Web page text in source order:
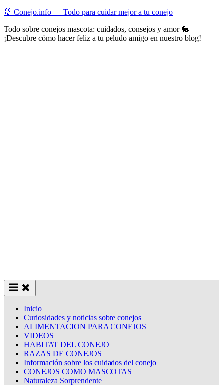
Skip
content
🐰 Conejo.info — Todo para cuidar mejor a tu conejo
Todo sobre conejos mascota: cuidados, consejos y amor 🐇
¡Descubre cómo hacer feliz a tu peludo amigo en nuestro blog!
Inicio
Curiosidades y noticias sobre conejos
ALIMENTACION PARA CONEJOS
VIDEOS
HABITAT DEL CONEJO
RAZAS DE CONEJOS
Información sobre los cuidados del conejo
CONEJOS COMO MASCOTAS
Naturaleza Sorprendente